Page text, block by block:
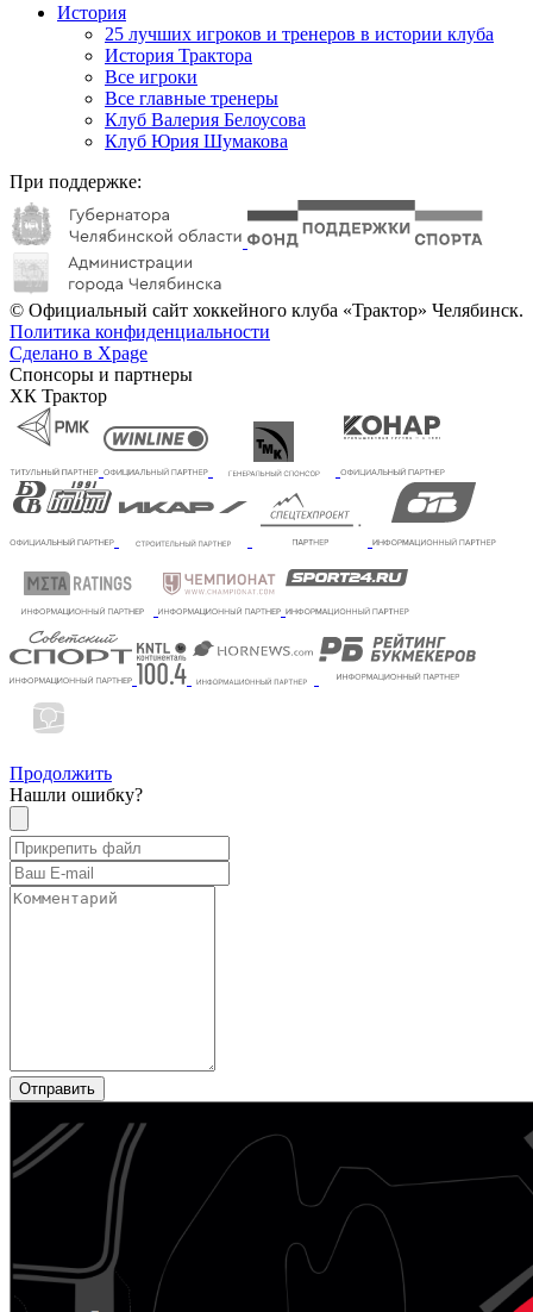
История
25 лучших игроков и тренеров в истории клуба
История Трактора
Все игроки
Все главные тренеры
Клуб Валерия Белоусова
Клуб Юрия Шумакова
При поддержке:
© Официальный сайт хоккейного клуба «Трактор» Челябинск.
Политика конфиденциальности
Сделано в Xpage
Спонсоры и партнеры
ХК Трактор
Продолжить
Нашли ошибку?